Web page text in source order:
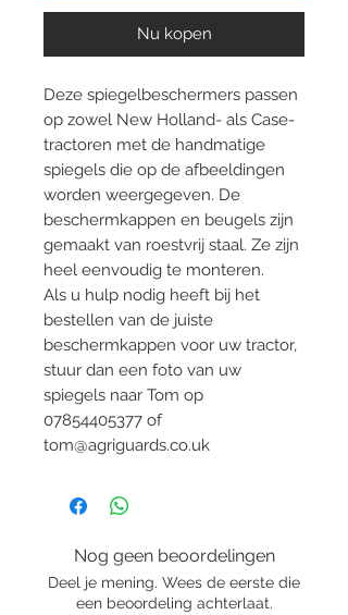
Nu kopen
Deze spiegelbeschermers passen
op zowel New Holland- als Case-
tractoren met de handmatige
spiegels die op de afbeeldingen
worden weergegeven. De
beschermkappen en beugels zijn
gemaakt van roestvrij staal. Ze zijn
heel eenvoudig te monteren.
Als u hulp nodig heeft bij het
bestellen van de juiste
beschermkappen voor uw tractor,
stuur dan een foto van uw
spiegels naar Tom op
07854405377 of
tom@agriguards.co.uk
Nog geen beoordelingen
Deel je mening. Wees de eerste die
een beoordeling achterlaat.